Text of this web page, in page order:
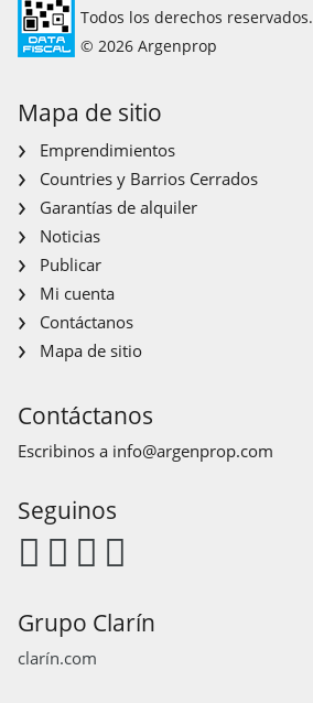
Todos los derechos reservados.
© 2026 Argenprop
Mapa de sitio
Emprendimientos
Countries y Barrios Cerrados
Garantías de alquiler
Noticias
Publicar
Mi cuenta
Contáctanos
Mapa de sitio
Contáctanos
Escribinos a info@argenprop.com
Seguinos
Grupo Clarín
clarín.com